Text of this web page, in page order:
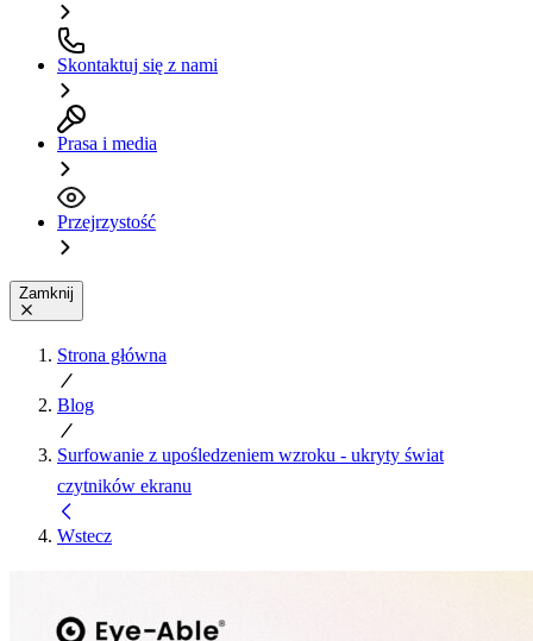
Skontaktuj się z nami
Prasa i media
Przejrzystość
Zamknij
Strona główna
Blog
Surfowanie z upośledzeniem wzroku - ukryty świat
czytników ekranu
Wstecz